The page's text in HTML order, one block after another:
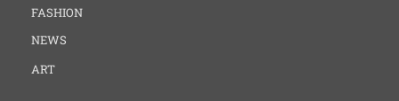
FASHION
NEWS
ART